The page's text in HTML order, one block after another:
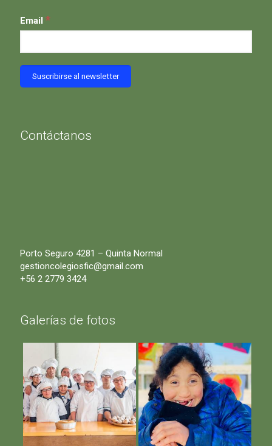
Email *
Contáctanos
Porto Seguro 4281 – Quinta Normal
gestioncolegiosfic@gmail.com
+56 2 2779 3424
Galerías de fotos